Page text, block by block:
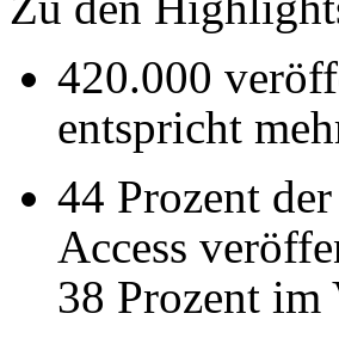
420.000
entspricht
44 Prozent
Access
38 Prozent im